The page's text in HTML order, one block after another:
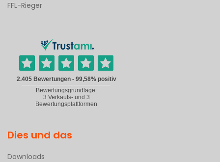
FFL-Rieger
Dies und das
Downloads